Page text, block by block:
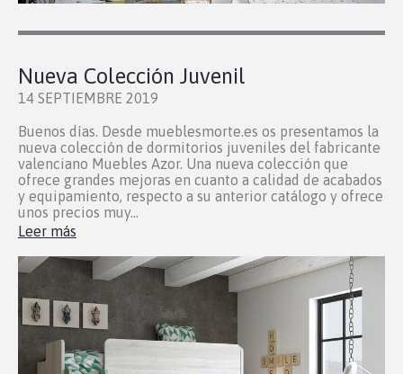
Nueva Colección Juvenil
14 SEPTIEMBRE 2019
Buenos días. Desde mueblesmorte.es os presentamos la
nueva colección de dormitorios juveniles del fabricante
valenciano Muebles Azor. Una nueva colección que
ofrece grandes mejoras en cuanto a calidad de acabados
y equipamiento, respecto a su anterior catálogo y ofrece
unos precios muy...
Leer más